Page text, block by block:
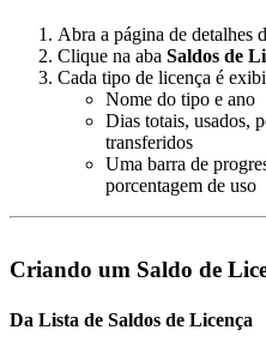
Abra a página de detalhes
Clique na aba Saldos de
Cada tipo de licença é
Nome do tipo e ano
Dias totais, usados,
transferidos
Uma barra de
porcentagem de uso
Criando um Saldo de
Da Lista de Saldos de Licença